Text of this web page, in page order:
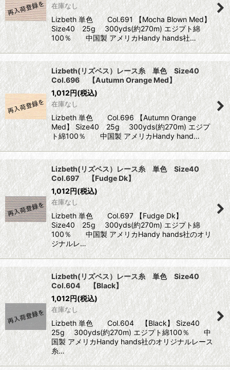
在庫なし
Lizbeth 単色 Col.691 【Mocha Blown Med】
Size40 25g 300yds(約270m) エジプト綿
100％ 中国製 アメリカHandy hands社…
Lizbeth(リズベス）レース糸 単色 Size40
Col.696 【Autumn Orange Med】
1,012円(税込)
在庫なし
Lizbeth 単色 Col.696 【Autumn Orange
Med】 Size40 25g 300yds(約270m) エジプ
ト綿100％ 中国製 アメリカHandy hand…
Lizbeth(リズベス）レース糸 単色 Size40
Col.697 【Fudge Dk】
1,012円(税込)
在庫なし
Lizbeth 単色 Col.697 【Fudge Dk】
Size40 25g 300yds(約270m) エジプト綿
100％ 中国製 アメリカHandy hands社のオリ
ジナルレ…
Lizbeth(リズベス）レース糸 単色 Size40
Col.604 【Black】
1,012円(税込)
在庫なし
Lizbeth 単色 Col.604 【Black】 Size40
25g 300yds(約270m) エジプト綿100％ 中
国製 アメリカHandy hands社のオリジナルレース
糸…